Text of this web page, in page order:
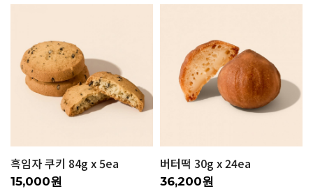
흑임자 쿠키 84g x 5ea
15,000원
버터떡 30g x 24ea
36,200원